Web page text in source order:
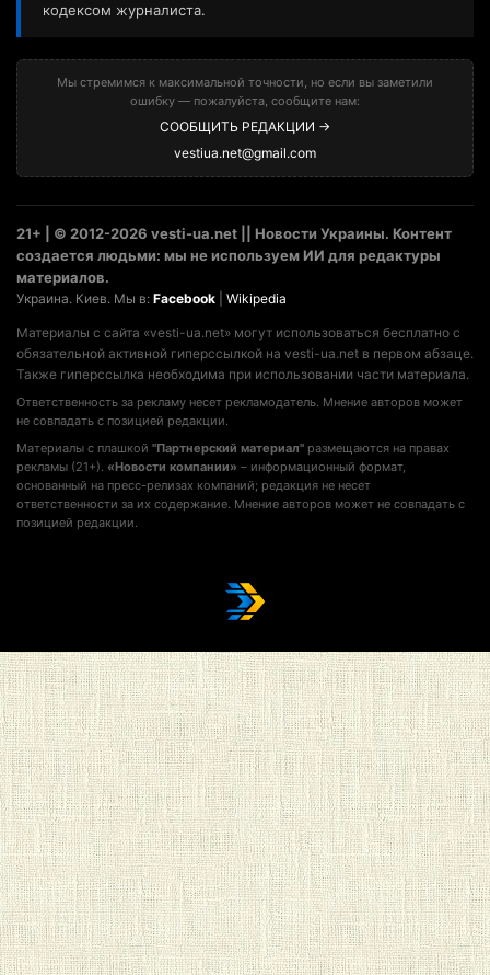
кодексом журналиста.
Мы стремимся к максимальной точности, но если вы заметили
ошибку — пожалуйста, сообщите нам:
СООБЩИТЬ РЕДАКЦИИ →
vestiua.net@gmail.com
21+ | © 2012-2026 vesti-ua.net || Новости Украины. Контент
создается людьми: мы не используем ИИ для редактуры
материалов.
Украина. Киев. Мы в: Facebook Wikipedia
Материалы с сайта «vesti-ua.net» могут использоваться бесплатно с
обязательной активной гиперссылкой на vesti-ua.net в первом абзаце.
Также гиперссылка необходима при использовании части материала.
Ответственность за рекламу несет рекламодатель. Мнение авторов может
не совпадать с позицией редакции.
Материалы с плашкой "Партнерский материал" размещаются на правах
рекламы (21+). «Новости компании» – информационный формат,
основанный на пресс-релизах компаний; редакция не несет
ответственности за их содержание. Мнение авторов может не совпадать с
позицией редакции.